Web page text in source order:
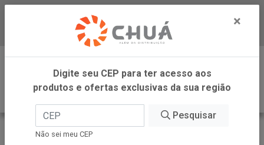
Baixe já nosso APP
0
INÍCIO FINI MARSH CORACAO 80G FINI
×
Digite seu CEP para ter acesso aos
produtos e ofertas exclusivas da sua região
Pesquisar
Não sei meu CEP